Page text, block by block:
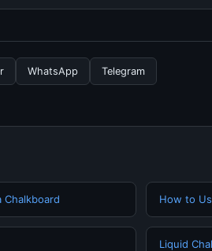
WhatsApp Telegram
Chalkboard How to
Liquid